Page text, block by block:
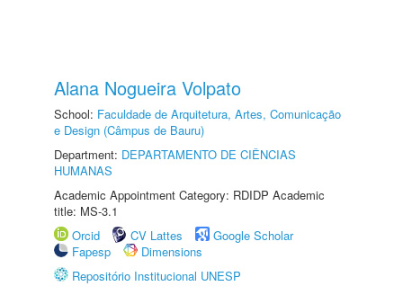
Alana Nogueira Volpato
School: Faculdade de Arquitetura, Artes, Comunicação
e Design (Câmpus de Bauru)
Department: DEPARTAMENTO DE CIÊNCIAS
HUMANAS
Academic Appointment Category: RDIDP Academic
title: MS-3.1
Orcid
CV Lattes
Google Scholar
Fapesp
Dimensions
Repositório Institucional UNESP